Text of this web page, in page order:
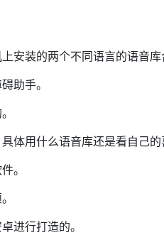
安装的两个不同语言的语音库
助手。
体用什么语音库还是看自己的
。
进行打造的。